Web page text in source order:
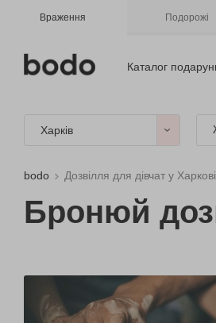
Враження Подорожі
Каталог
Харків
bodo Дозвілля для дівчат у Харкові
Бронюй